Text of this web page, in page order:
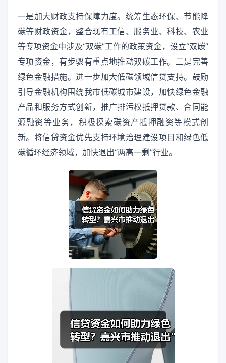
一是加大财政支持保障力度。统筹生态环保、节能降
碳等财政资金，整合现有工信、服务业、科技、农业
等专项资金中涉及“双碳”工作的政策资金，设立“双碳”
专项资金，有步骤有重点地推动双碳工作。二是完善
绿色金融措施。进一步加大低碳领域信贷支持。鼓励
引导金融机构围绕我市低碳城市建设，加快绿色金融
产品和服务方式创新，推广排污权抵押贷款、合同能
源融资等业务，积极探索碳资产抵押融资等模式创
新。将信贷资金优先支持环境治理建设项目和绿色低
碳循环经济领域，加快退出“两高一剩”行业。